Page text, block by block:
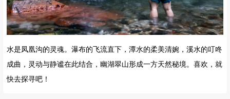
水是凤凰沟的灵魂。瀑布的飞流直下，潭水的柔美清婉，溪水的叮咚
成曲，灵动与静谧在此结合，幽湖翠山形成一方天然秘境。喜欢，就
快去探寻吧！